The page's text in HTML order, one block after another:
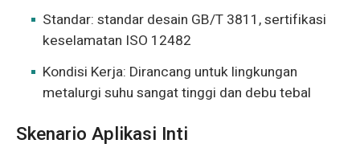
Standar: standar desain GB/T 3811, sertifikasi
keselamatan ISO 12482
Kondisi Kerja: Dirancang untuk lingkungan
metalurgi suhu sangat tinggi dan debu tebal
Skenario Aplikasi Inti